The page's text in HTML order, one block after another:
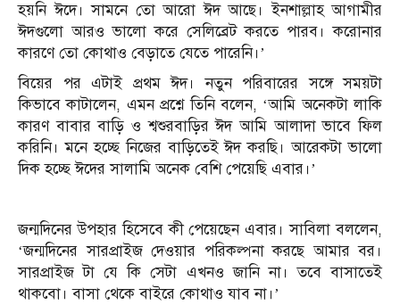
হয়নি ঈদে। সামনে তো আরো ঈদ আছে। ইনশাল্লাহ আগামীর
ঈদগুলো আরও ভালো করে সেলিব্রেট করতে পারব। করোনার
কারণে তো কোথাও বেড়াতে যেতে পারেনি।’
বিয়ের পর এটাই প্রথম ঈদ। নতুন পরিবারের সঙ্গে সময়টা
কিভাবে কাটালেন, এমন প্রশ্নে তিনি বলেন, ‘আমি অনেকটা লাকি
কারণ বাবার বাড়ি ও শ্বশুরবাড়ির ঈদ আমি আলাদা ভাবে ফিল
করিনি। মনে হচ্ছে নিজের বাড়িতেই ঈদ করছি। আরেকটা ভালো
দিক হচ্ছে ঈদের সালামি অনেক বেশি পেয়েছি এবার।’
জন্মদিনের উপহার হিসেবে কী পেয়েছেন এবার। সাবিলা বললেন,
‘জন্মদিনের সারপ্রাইজ দেওয়ার পরিকল্পনা করছে আমার বর।
সারপ্রাইজ টা যে কি সেটা এখনও জানি না। তবে বাসাতেই
থাকবো। বাসা থেকে বাইরে কোথাও যাব না।’